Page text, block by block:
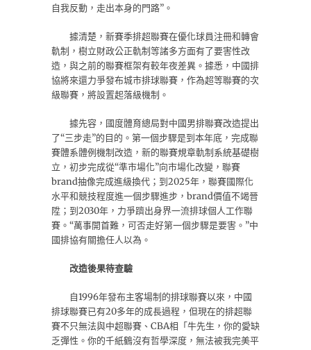
自我反動，走出本身的門路”。
據清楚，新賽季排超聯賽在優化球員注冊和轉會
軌制，樹立財政公正軌制等諸多方面有了要害性改
造，與之前的聯賽框架有較年夜差異。據悉，中國排
協將來還力爭發布城市排球聯賽，作為超等聯賽的次
級聯賽，將設置起落級機制。
據先容，國度體育總局對中國男排聯賽改造提出
了“三步走”的目的。第一個步驟是到本年底，完成聯
賽體系體例機制改造，新的聯賽規章軌制系統基礎樹
立，初步完成從“準市場化”向市場化改變，聯賽
brand抽像完成進級換代；到2025年，聯賽國際化
水平和競技程度進一個步驟進步，brand價值不竭晉
陞；到2030年，力爭躋出身界一流排球個人工作聯
賽。“萬事開首難，可否走好第一個步驟是要害。”中
國排協有關擔任人以為。
改造後果待查驗
自1996年發布主客場制的排球聯賽以來，中國
排球聯賽已有20多年的成長過程，但現在的排超聯
賽不只無法與中超聯賽、CBA相「牛先生，你的愛缺
乏彈性。你的千紙鶴沒有哲學深度，無法被我完美平